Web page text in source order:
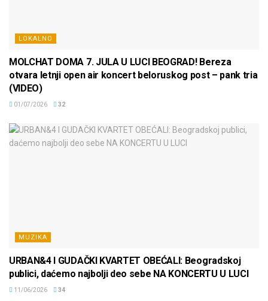
LOKALNO
MOLCHAT DOMA 7. JULA U LUCI BEOGRAD! Bereza
otvara letnji open air koncert beloruskog post – pank tria
(VIDEO)
01/07/2026 32
MUZIKA
URBAN&4 I GUDAČKI KVARTET OBEĆALI: Beogradskoj
publici, daćemo najbolji deo sebe NA KONCERTU U LUCI
11/06/2026 34